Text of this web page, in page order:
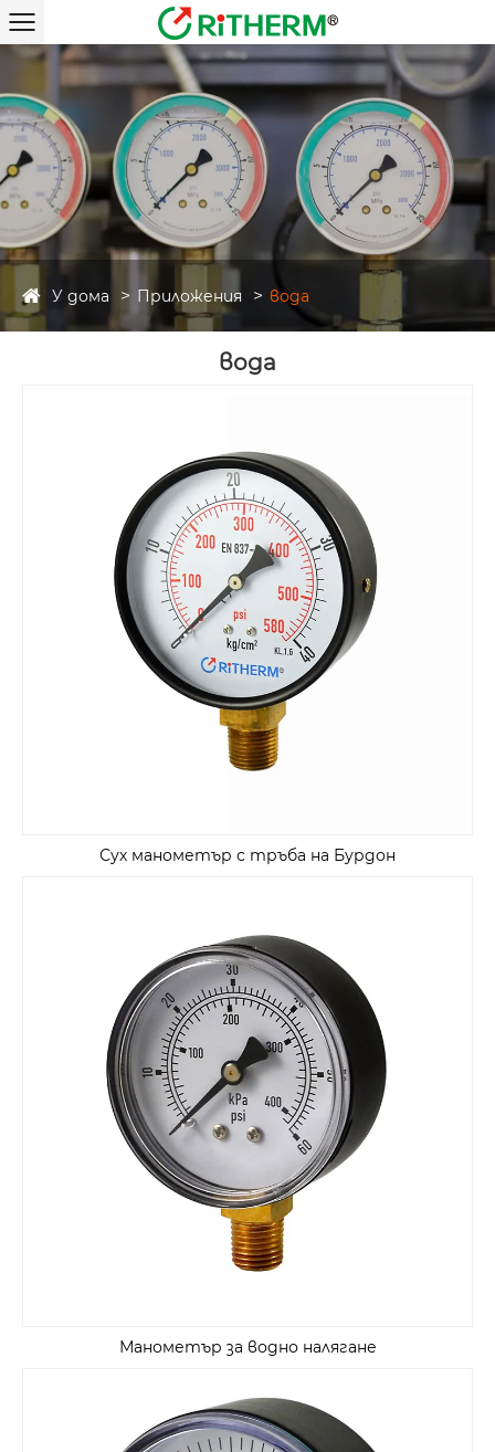
У дома Приложения вода
вода
Сух манометър с тръба на Бурдон
Манометър за водно налягане